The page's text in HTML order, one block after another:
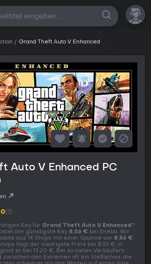
Grand Theft Auto V Enhanced
Auto V Enhanced PC
(1)
Key für Grand Theft Auto V Enhanced ?
der günstigste Key 8,56 € bei Eneba. Wir
aus 14 Shops mit einer Spanne von 8,56 €
liegt der niedrigste Preis bei 8,56 €, in
er bei 13,20 €. Bei so vielen Verkäufern
zwischen den Extremen oft ein Vielfaches, die